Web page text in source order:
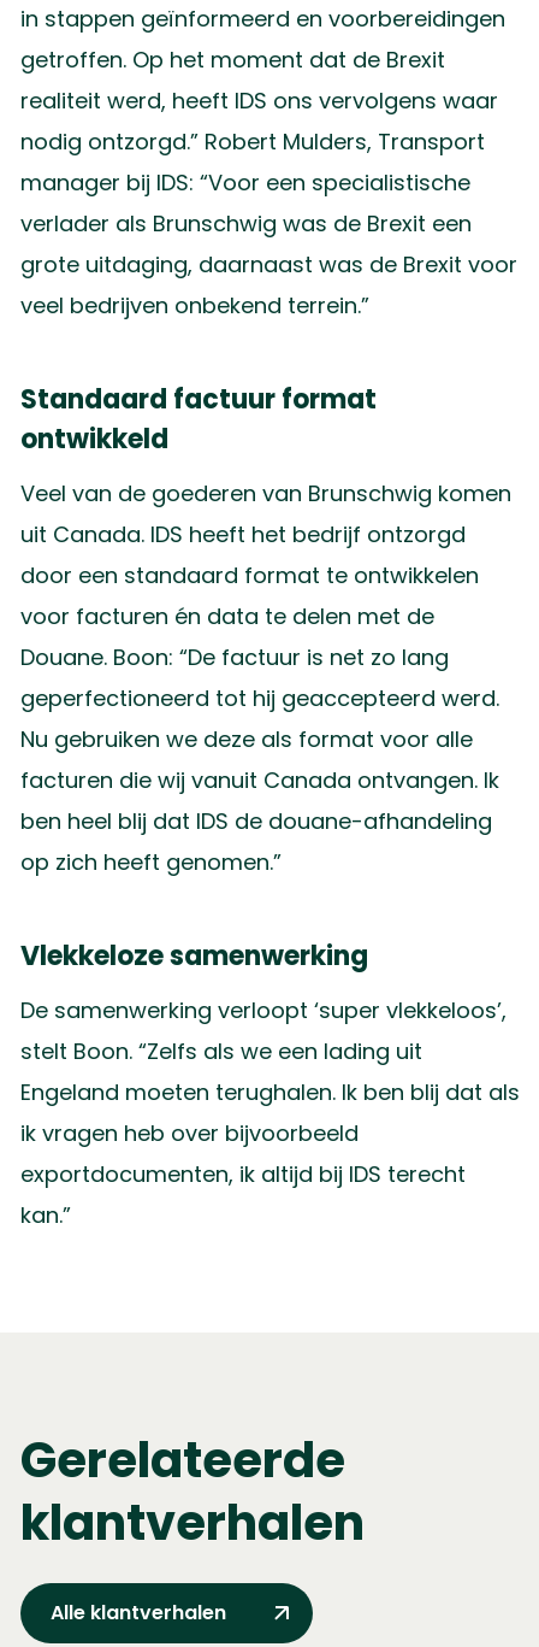
in stappen geïnformeerd en voorbereidingen
getroffen. Op het moment dat de Brexit
realiteit werd, heeft IDS ons vervolgens waar
nodig ontzorgd.” Robert Mulders, Transport
manager bij IDS: “Voor een specialistische
verlader als Brunschwig was de Brexit een
grote uitdaging, daarnaast was de Brexit voor
veel bedrijven onbekend terrein.”
Standaard factuur format
ontwikkeld
Veel van de goederen van Brunschwig komen
uit Canada. IDS heeft het bedrijf ontzorgd
door een standaard format te ontwikkelen
voor facturen én data te delen met de
Douane. Boon: “De factuur is net zo lang
geperfectioneerd tot hij geaccepteerd werd.
Nu gebruiken we deze als format voor alle
facturen die wij vanuit Canada ontvangen. Ik
ben heel blij dat IDS de douane-afhandeling
op zich heeft genomen.”
Vlekkeloze samenwerking
De samenwerking verloopt ‘super vlekkeloos’,
stelt Boon. “Zelfs als we een lading uit
Engeland moeten terughalen. Ik ben blij dat als
ik vragen heb over bijvoorbeeld
exportdocumenten, ik altijd bij IDS terecht
kan.”
Gerelateerde
klantverhalen
Alle klantverhalen